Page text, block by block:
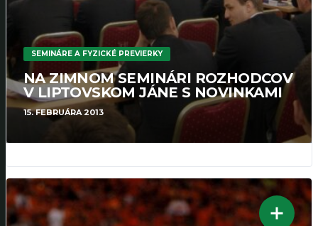
SEMINÁRE A FYZICKÉ PREVIERKY
NA ZIMNOM SEMINÁRI ROZHODCOV
V LIPTOVSKOM JÁNE S NOVINKAMI
15. FEBRUÁRA 2013